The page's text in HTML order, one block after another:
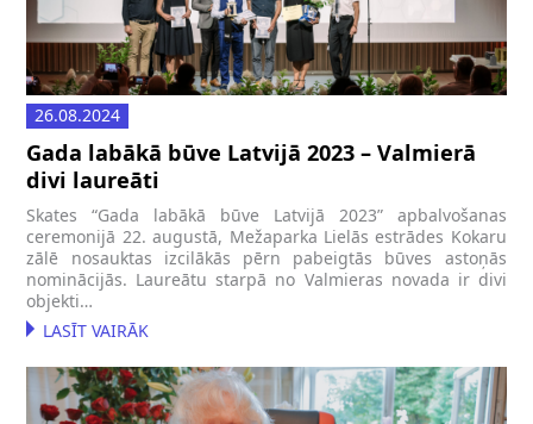
26.08.2024
Gada labākā būve Latvijā 2023 – Valmierā
divi laureāti
Skates “Gada labākā būve Latvijā 2023” apbalvošanas
ceremonijā 22. augustā, Mežaparka Lielās estrādes Kokaru
zālē nosauktas izcilākās pērn pabeigtās būves astoņās
nominācijās. Laureātu starpā no Valmieras novada ir divi
objekti…
LASĪT VAIRĀK